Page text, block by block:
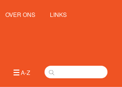
OVER ONS LINKS
A-Z